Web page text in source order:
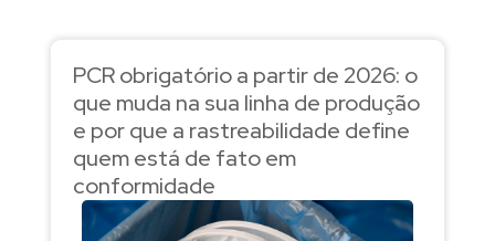
PCR obrigatório a partir de 2026: o
que muda na sua linha de produção
e por que a rastreabilidade define
quem está de fato em
conformidade